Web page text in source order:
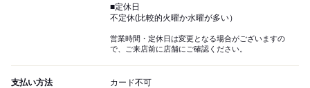
■定休日
不定休(比較的火曜か水曜が多い）
営業時間・定休日は変更となる場合がございますの
で、ご来店前に店舗にご確認ください。
支払い方法 カード不可